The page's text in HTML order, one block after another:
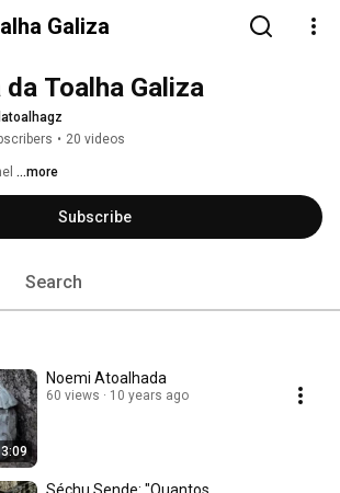
Galiza
da Toalha Galiza
• 20 videos
...more
Subscribe
Search
3:09
Noemi Atoalhada
60 views 10 years ago